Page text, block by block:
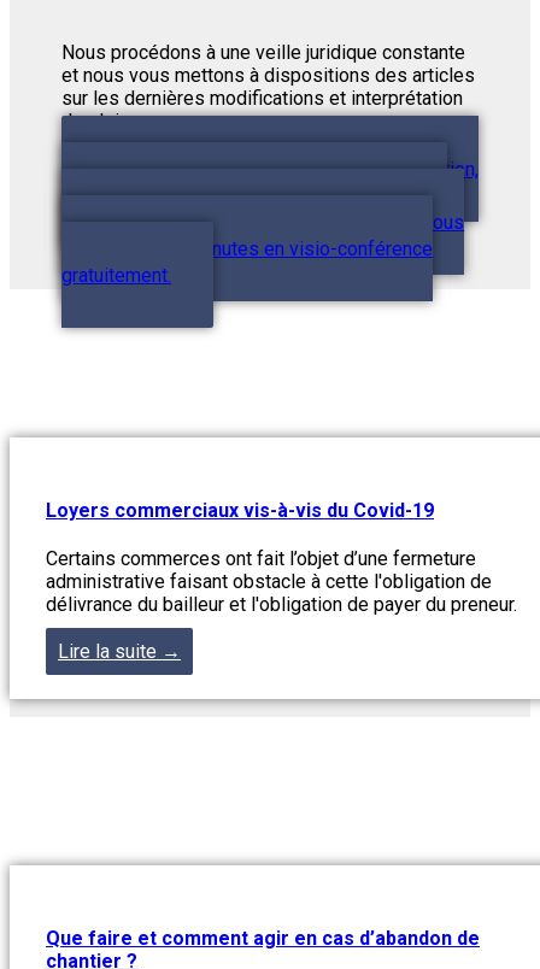
Nous procédons à une veille juridique constante
et nous vous mettons à dispositions des articles
sur les dernières modifications et interprétation
des lois.
Demander conseil Vous avez une question,
vous ne savez pas par où commencer ? TMV-
avocats met à votre disposition un rendez-vous
conseils de 15 minutes en visio-conférence
gratuitement.
Loyers commerciaux vis-à-vis du Covid-19
Certains commerces ont fait l’objet d’une fermeture
administrative faisant obstacle à cette l'obligation de
délivrance du bailleur et l'obligation de payer du preneur.
Lire la suite →
Que faire et comment agir en cas d’abandon de
chantier ?